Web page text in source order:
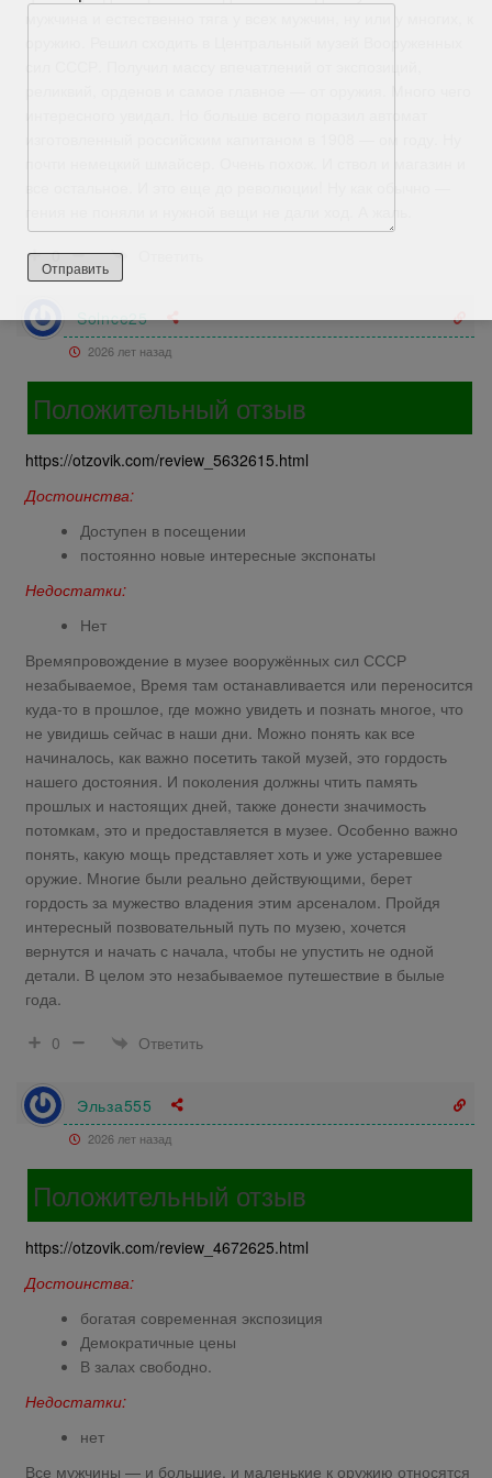
0
Solnce25
2026 лет назад
Положительный отзыв
https://otzovik.com/review_5632615.html
Достоинства:
Доступен в посещении
постоянно новые интересные экспонаты
Недостатки:
Нет
Времяпровождение в музее вооружённых сил СССР
незабываемое, Время там останавливается или переносится
куда-то в прошлое, где можно увидеть и познать многое, что
не увидишь сейчас в наши дни. Можно понять как все
начиналось, как важно посетить такой музей, это гордость
нашего достояния. И поколения должны чтить память
прошлых и настоящих дней, также донести значимость
потомкам, это и предоставляется в музее. Особенно важно
понять, какую мощь представляет хоть и уже устаревшее
оружие. Многие были реально действующими, берет
гордость за мужество владения этим арсеналом. Пройдя
интересный позвовательный путь по музею, хочется
вернутся и начать с начала, чтобы не упустить не одной
детали. В целом это незабываемое путешествие в былые
года.
0
Ответить
Эльза555
2026 лет назад
Положительный отзыв
https://otzovik.com/review_4672625.html
Достоинства:
богатая современная экспозиция
Демократичные цены
В залах свободно.
Недостатки:
нет
Все мужчины — и большие, и маленькие к оружию относятся